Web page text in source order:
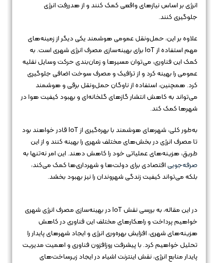
انرژی بر اساس نیازهای واقعی کمک کنند و از هدررفت انرژی
جلوگیری کنند.
علاوه بر این، حمل‌ونقل عمومی هوشمند یکی دیگر از زمینه‌های
مهم استفاده از IoT برای بهینه‌سازی مصرف انرژی شهری است. به
کمک این فناوری، می‌توان مسیرها و زمان‌بندی حرکت وسایل نقلیه
عمومی را بهینه کرد و از ترافیک و مصرف سوخت اضافی جلوگیری
کرد. همچنین، استفاده از ناوگان حمل‌ونقل برقی و هوشمند
می‌تواند به کاهش انتشار گازهای گلخانه‌ای و بهبود کیفیت هوا در
شهرها کمک کند.
به‌طور کلی، شهرهای هوشمند با بهره‌گیری از IoT قادر خواهند بود
تا مصرف انرژی در بخش‌های مختلف شهری را بهینه کنند و از این
طریق، هزینه‌های عملیاتی خود را کاهش دهند. این امر نه‌تنها به
صرفه‌جوییاقتصادی برای دولت‌ها و شهرداری‌ها کمک می‌کند،
بلکه می‌تواند کیفیت زندگی شهروندان را نیز بهبود بخشد.
در این مقاله، به بررسی نقش IoT در بهینه‌سازی مصرف انرژی شهری
خواهیم پرداخت و راهکارهای مختلف این فناوری در کاهش
هزینه‌های شهری، افزایش بهره‌وری انرژی و ایجاد شهرهای پایدار را
تحلیل خواهیم کرد. با پیشرفت روزافزون فناوری و اهمیت مدیریت
پایدار منابع انرژی، نقش اینترنت اشیاء در ایجاد زیرساخت‌های